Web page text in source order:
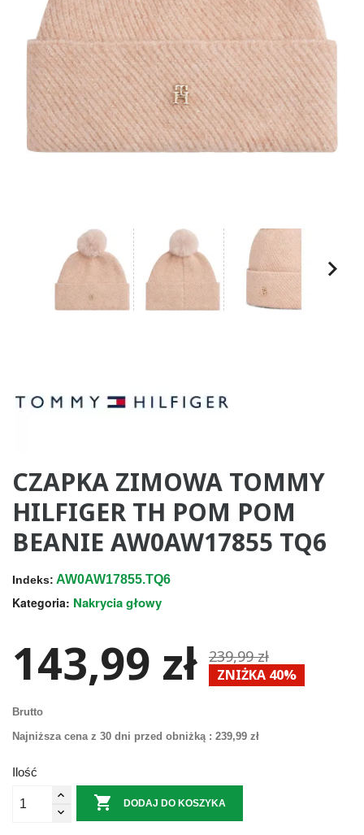
CZAPKA ZIMOWA TOMMY
HILFIGER TH POM POM
BEANIE AW0AW17855 TQ6
Indeks: AW0AW17855.TQ6
Kategoria: Nakrycia głowy
143,99 zł 239,99 zł
ZNIŻKA 40%
Brutto
Najniższa cena z 30 dni przed obniżką : 239,99 zł
Ilość
 DODAJ DO KOSZYKA